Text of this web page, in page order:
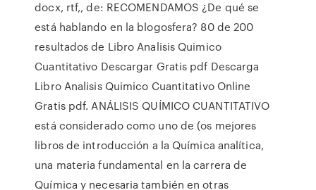
docx, rtf,, de: RECOMENDAMOS ¿De qué se
está hablando en la blogosfera? 80 de 200
resultados de Libro Analisis Quimico
Cuantitativo Descargar Gratis pdf Descarga
Libro Analisis Quimico Cuantitativo Online
Gratis pdf. ANÁLISIS QUÍMICO CUANTITATIVO
está considerado como uno de (os mejores
libros de introducción a la Química analítica,
una materia fundamental en la carrera de
Química y necesaria también en otras